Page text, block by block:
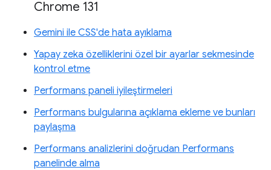
Chrome 131
Gemini ile CSS'de hata ayıklama
Yapay zeka özelliklerini özel bir ayarlar sekmesinde
kontrol etme
Performans paneli iyileştirmeleri
Performans bulgularına açıklama ekleme ve bunları
paylaşma
Performans analizlerini doğrudan Performans
panelinde alma